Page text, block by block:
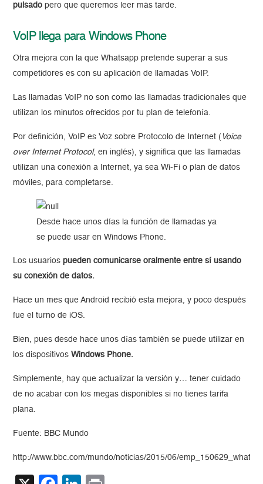
pulsado pero que queremos leer más tarde.
VoIP llega para Windows Phone
Otra mejora con la que Whatsapp pretende superar a sus
competidores es con su aplicación de llamadas VoIP.
Las llamadas VoIP no son como las llamadas tradicionales que
utilizan los minutos ofrecidos por tu plan de telefonía.
Por definición, VoIP es Voz sobre Protocolo de Internet ( Voice
over Internet Protocol, en inglés), y significa que las llamadas
utilizan una conexión a Internet, ya sea Wi-Fi o plan de datos
móviles, para completarse.
Desde hace unos días la función de llamadas ya
se puede usar en Windows Phone.
Los usuariospueden comunicarse oralmente entre sí usando
su conexión de datos.
Hace un mes que Android recibió esta mejora, y poco después
fue el turno de iOS.
Bien, pues desde hace unos días también se puede utilizar en
los dispositivosWindows Phone.
Simplemente, hay que actualizar la versión y… tener cuidado
de no acabar con los megas disponibles si no tienes tarifa
plana.
Fuente: BBC Mundo
http://www.bbc.com/mundo/noticias/2015/06/